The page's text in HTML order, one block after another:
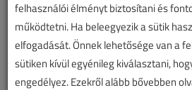
Lapszám:
TARTALOM
felhasználói élményt biztosítani és
működtetni. Ha beleegyezik a sütik
elfogadását. Önnek lehetősége van a
sütiken kívül egyénileg kiválasztani,
engedélyez. Ezekről alább bővebben